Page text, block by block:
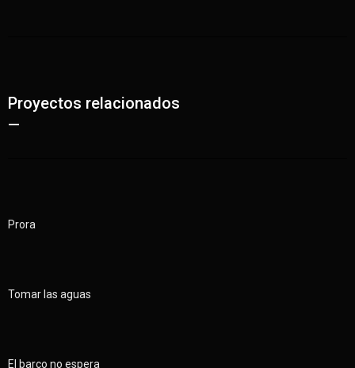
Proyectos relacionados
—
Prora
Tomar las aguas
El barco no espera